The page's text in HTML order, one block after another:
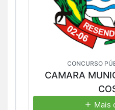
CONCURSO
CAMARA
Mais